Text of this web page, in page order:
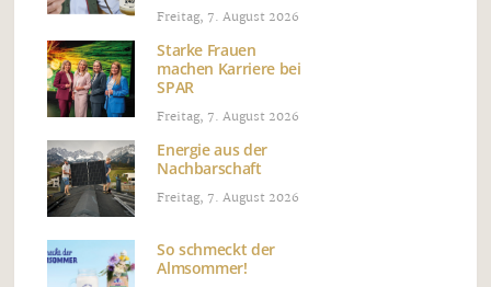
Freitag, 7. August 2026
Starke Frauen
machen Karriere bei
SPAR
Freitag, 7. August 2026
Energie aus der
Nachbarschaft
Freitag, 7. August 2026
So schmeckt der
Almsommer!